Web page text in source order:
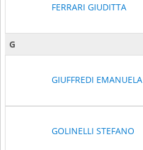
FERRARI GIUDITTA
G
GIUFFREDI EMANUELA
GOLINELLI STEFANO